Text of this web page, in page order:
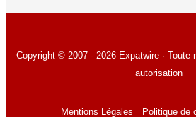
Copyright © 2007 - 2026 Expatwire · Toute
autorisation
Mentions Légales Politique de